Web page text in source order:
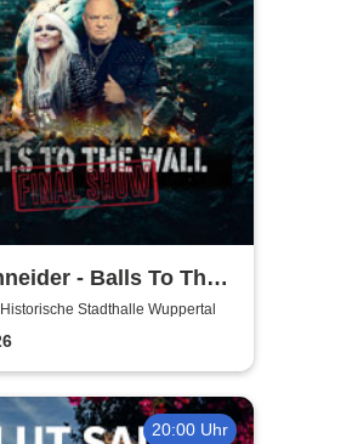
- Balls To The
Stadthalle Wuppertal
20:00 Uhr